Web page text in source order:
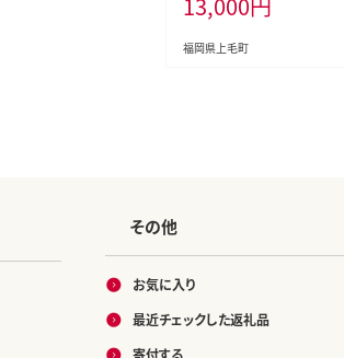
福岡県上毛町
その他
お気に入り
最近チェックした返礼品
寄付する